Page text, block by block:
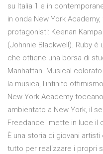
su Italia 1 e in
in onda New York
protagonisti: Keenan
(Johnnie Blackwell). Ruby è
che ottiene una borsa di
Manhattan. Musical
la musica, l'infinito
New York Academy
ambientato a New York, il
Freedance" mette in luce il
È una storia di giovani
tutto per realizzare i propri